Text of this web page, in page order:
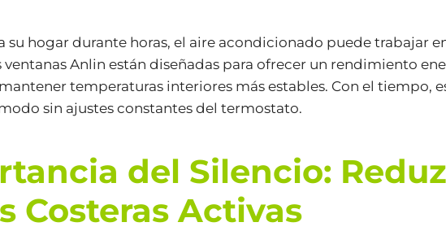
su hogar durante horas, el aire acondicionado puede trabajar
ventanas Anlin están diseñadas para ofrecer un rendimiento
temperaturas interiores más estables. Con el tiempo,
sin ajustes constantes del termostato.
del Silencio:
Costeras Activas